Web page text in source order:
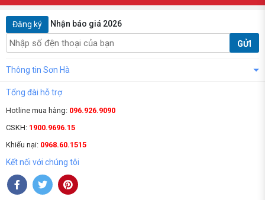
Đăng ký Nhận báo giá 2026
GỬI
Thông tin Sơn Hà
Tổng đài hỗ trợ
Hotline mua hàng: 096.926.9090
CSKH: 1900.9696.15
Khiếu nại: 0968.60.1515
Kết nối với chúng tôi